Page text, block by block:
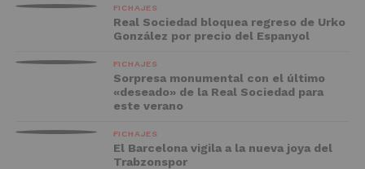
FICHAJES
Real Sociedad bloquea regreso de Urko
González por precio del Espanyol
FICHAJES
Sorpresa monumental con el último
«deseado» de la Real Sociedad para
este verano
FICHAJES
El Barcelona vigila a la nueva joya del
Trabzonspor